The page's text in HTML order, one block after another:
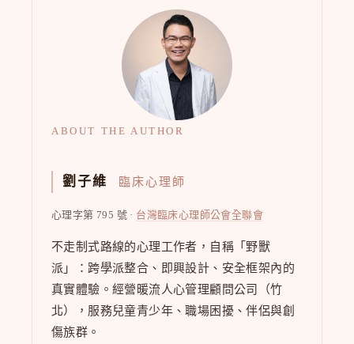
ABOUT THE AUTHOR
劉子維 臨床心理師
心理字第 795 號 · 台灣臨床心理師公會全聯會
不走制式路線的心理工作者，自稱「野獸
派」：跨學派整合、即興設計、安全框架內的
真實體驗。經營暖流人心管理顧問公司（竹
北），服務兒童青少年、職場困擾、伴侶與創
傷族群。